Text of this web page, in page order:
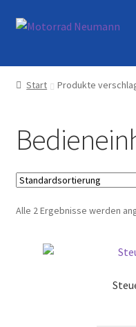
Zur
Zum
Startseite
Veranstaltungen
Motorräder
Werkstatt
Galerie
Start Produkte
Alle 2 Ergebnisse werden